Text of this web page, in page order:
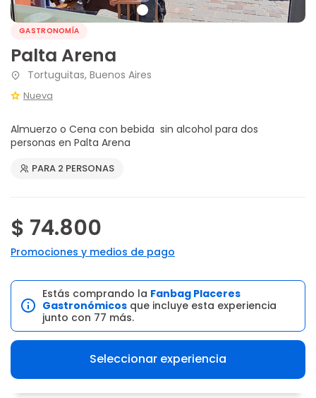
GASTRONOMÍA
Palta Arena
Tortuguitas, Buenos Aires
Nueva
Almuerzo o Cena con bebida sin alcohol para dos
personas en Palta Arena
PARA 2 PERSONAS
$ 74.800
Promociones y medios de pago
Estás comprando la Fanbag Placeres
Gastronómicos que incluye esta experiencia
junto con 77 más.
Seleccionar experiencia